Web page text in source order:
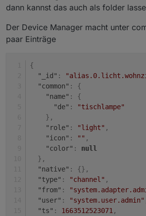
"type": "folder",
in
"type": "device",
  },
  "type": "folder",
"from":
"user":
  "ts": 1663452796963,
"_id":
  "acl": {
    "object": 1636,
"ownerGroup":
  }
dann kannst das auch als folder
Der Device Manager macht unter
paar Einträge
{
"_id" :
"common" :
{
"name" :
{
"de" :
"tischlampe"
} ,
"role" : "light" ,
"icon" : "" ,
"color" :
null
} ,
"native" : {} ,
"type" : "channel" ,
"from" :
"user" : "system.user.admin"
"ts" : 1663512523071 ,